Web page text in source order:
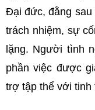
Đại đức, đằng sau
trách nhiệm, sự
lặng. Người tình
phần việc được
trợ tập thể với tinh